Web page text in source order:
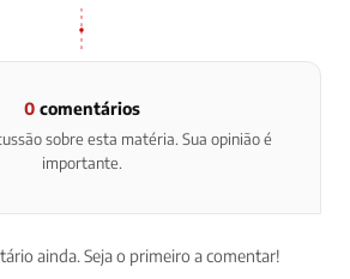
0comentários
sobre esta matéria. Sua opinião é
importante.
ainda. Seja o primeiro a comentar!